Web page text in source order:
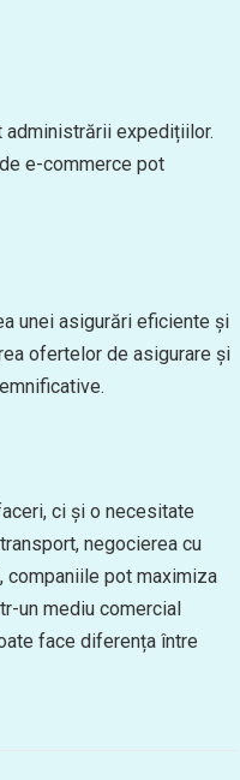
administrării expedițiilor.
e-commerce pot
unei asigurări eficiente și
ofertelor de asigurare și
ci și o necesitate
negocierea cu
companiile pot maximiza
un mediu comercial
face diferența între